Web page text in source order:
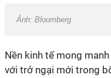
Ảnh: Bloomberg
Nền kinh tế mong
với trở ngại mới trong